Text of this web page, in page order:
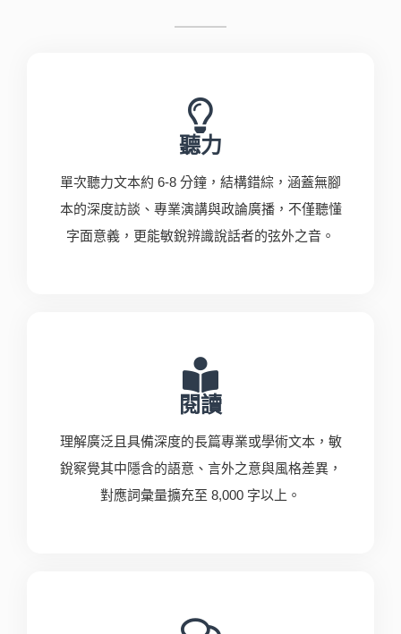
聽力
單次聽力文本約 6-8 分鐘，結構錯綜，涵蓋無腳
本的深度訪談、專業演講與政論廣播，不僅聽懂
字面意義，更能敏銳辨識說話者的弦外之音。
閱讀
理解廣泛且具備深度的長篇專業或學術文本，敏
銳察覺其中隱含的語意、言外之意與風格差異，
對應詞彙量擴充至 8,000 字以上。